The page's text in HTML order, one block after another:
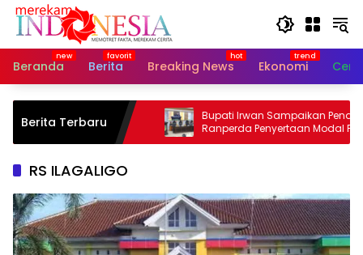
Langsung
Beranda
Berita Breaking News Ekonomi
Berita Terbaru
Pemkab Lutim
Banjir dan
Bupati Irwan Sampaikan Pendapat
Ranperda Penyertaan Modal
Waemami
RS ILAGALIGO